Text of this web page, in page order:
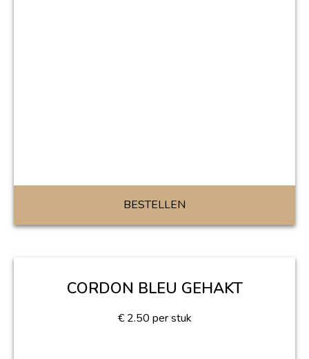
BESTELLEN
CORDON BLEU GEHAKT
€ 2.50 per stuk